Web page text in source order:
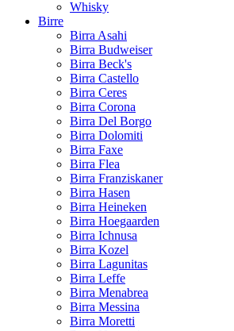
Whisky
Birre
Birra Asahi
Birra Budweiser
Birra Beck's
Birra Castello
Birra Ceres
Birra Corona
Birra Del Borgo
Birra Dolomiti
Birra Faxe
Birra Flea
Birra Franziskaner
Birra Hasen
Birra Heineken
Birra Hoegaarden
Birra Ichnusa
Birra Kozel
Birra Lagunitas
Birra Leffe
Birra Menabrea
Birra Messina
Birra Moretti